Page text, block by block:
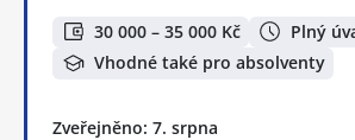
30 000 – 35 000 Kč
Plný
Vhodné také pro absolventy
Zveřejněno: 7. srpna